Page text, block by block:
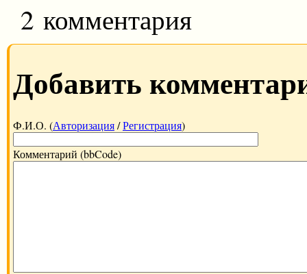
2 комментария
Добавить
Ф.И.О. (Авторизация/Регистрация)
Комментарий (bbCode)